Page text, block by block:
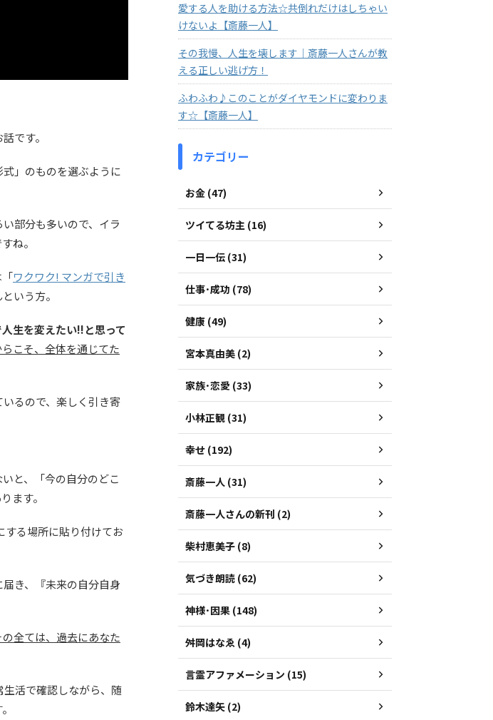
です。
」のものを選ぶように
部分も多いので、イラ
ね。
ワクワク! マンガで引き
いう方。
人生を変えたい!!と思って
こそ、全体を通じてた
るので、楽しく引き寄
と、「今の自分のどこ
ます。
する場所に貼り付けてお
き、『未来の自分自身
の全ては、過去にあなた
活で確認しながら、随
愛する人を助ける方法☆共倒れだけはしちゃい
けないよ【斎藤一人】
その我慢、人生を壊します｜斎藤一人さんが教
える正しい逃げ方！
ふわふわ♪このことがダイヤモンドに変わりま
す☆【斎藤一人】
カテゴリー
お金 (47)
ツイてる坊主 (16)
一日一伝 (31)
仕事･成功 (78)
健康 (49)
宮本真由美 (2)
家族･恋愛 (33)
小林正観 (31)
幸せ (192)
斎藤一人 (31)
斎藤一人さんの新刊 (2)
柴村恵美子 (8)
気づき朗読 (62)
神様･因果 (148)
舛岡はなゑ (4)
言霊アファメーション (15)
鈴木達矢 (2)